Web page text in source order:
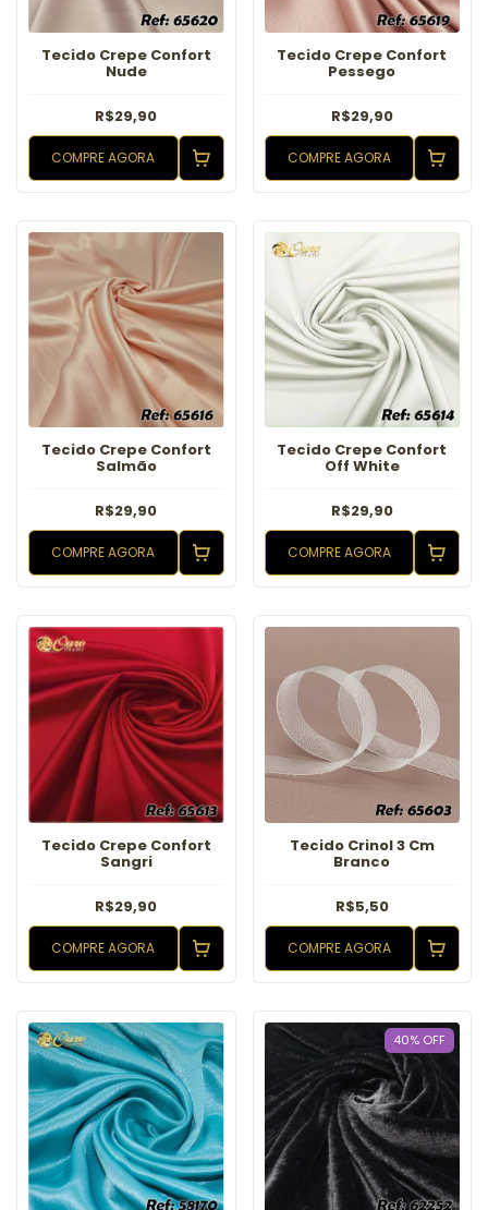
Tecido Crepe Confort
Nude
R$29,90
COMPRE AGORA
Tecido Crepe Confort
Pessego
R$29,90
COMPRE AGORA
Tecido Crepe Confort
Salmão
R$29,90
COMPRE AGORA
Tecido Crepe Confort
Off White
R$29,90
COMPRE AGORA
Tecido Crepe Confort
Sangri
R$29,90
COMPRE AGORA
Tecido Crinol 3 Cm
Branco
R$5,50
COMPRE AGORA
40% OFF